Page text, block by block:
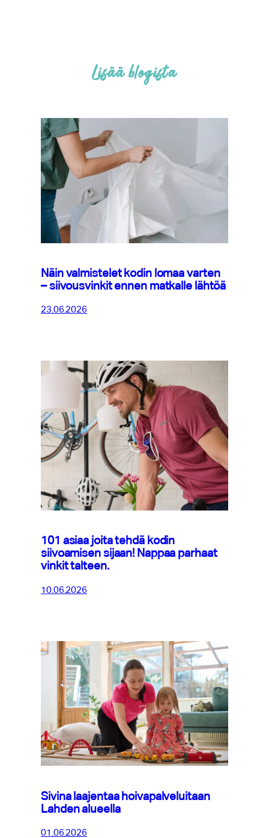
Lisää blogista
Näin valmistelet kodin lomaa varten
– siivousvinkit ennen matkalle lähtöä
23.06.2026
101 asiaa joita tehdä kodin
siivoamisen sijaan! Nappaa parhaat
vinkit talteen.
10.06.2026
Sivina laajentaa hoivapalveluitaan
Lahden alueella
01.06.2026